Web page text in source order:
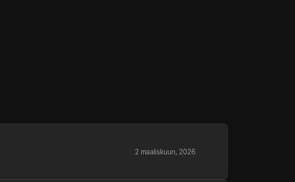
2 maaliskuun, 2026